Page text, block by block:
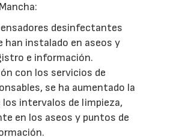
desinfectantes
han instalado en aseos y
e información.
con los servicios de
se ha aumentado la
los intervalos de limpieza,
en los aseos y puntos de